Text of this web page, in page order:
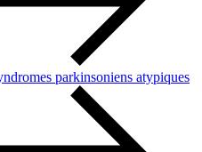
parkinsoniens atypiques